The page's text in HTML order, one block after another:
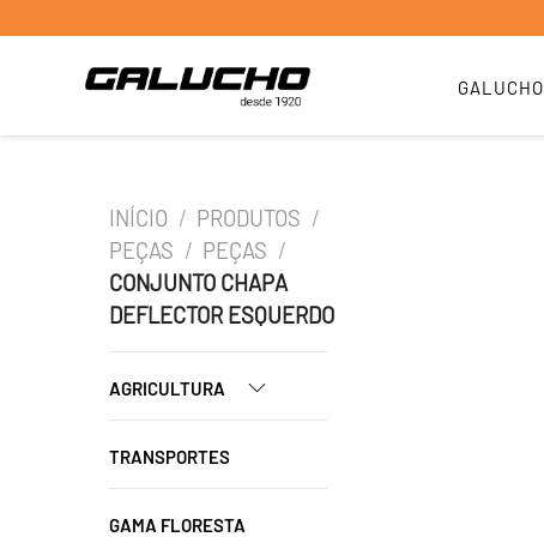
GALUCHO
INÍCIO / PRODUTOS /
PEÇAS / PEÇAS /
CONJUNTO CHAPA
DEFLECTOR ESQUERDO
AGRICULTURA
TRANSPORTES
GAMA FLORESTA